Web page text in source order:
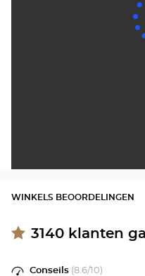
WINKELS BEOORDELINGEN
3140 klanten
Conseils (8.6/10)